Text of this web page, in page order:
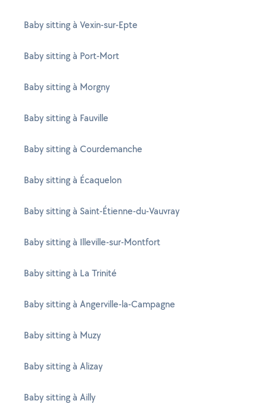
Baby sitting à Vexin-sur-Epte
Baby sitting à Port-Mort
Baby sitting à Morgny
Baby sitting à Fauville
Baby sitting à Courdemanche
Baby sitting à Écaquelon
Baby sitting à Saint-Étienne-du-Vauvray
Baby sitting à Illeville-sur-Montfort
Baby sitting à La Trinité
Baby sitting à Angerville-la-Campagne
Baby sitting à Muzy
Baby sitting à Alizay
Baby sitting à Ailly